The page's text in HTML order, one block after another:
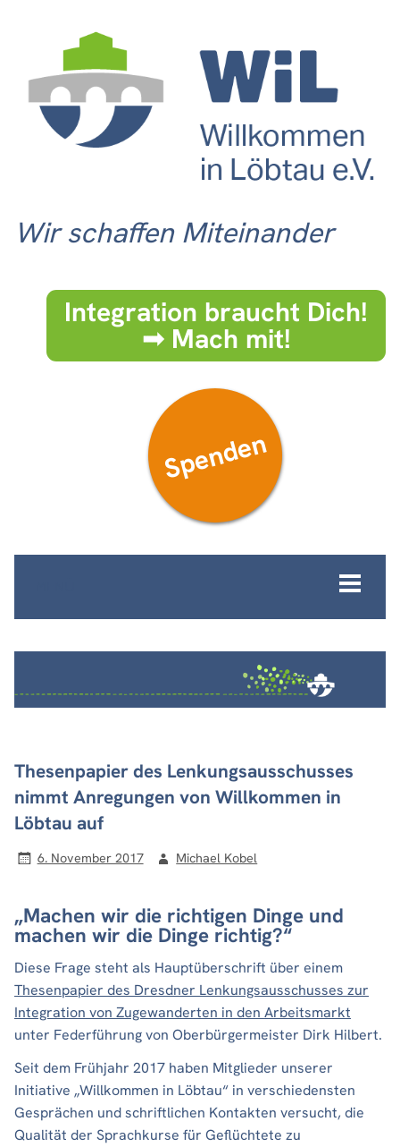
Wir schaffen Miteinander
Integration braucht Dich!
➟ Mach mit!
Spenden
Thesenpapier des Lenkungsausschusses
nimmt Anregungen von Willkommen in
Löbtau auf
6. November 2017 Michael Kobel
„Machen wir die richtigen Dinge und
machen wir die Dinge richtig?“
Diese Frage steht als Hauptüberschrift über einem
Thesenpapier des Dresdner Lenkungsausschusses zur
Integration von Zugewanderten in den Arbeitsmarkt
unter Federführung von Oberbürgermeister Dirk Hilbert.
Seit dem Frühjahr 2017 haben Mitglieder unserer
Initiative „Willkommen in Löbtau“ in verschiedensten
Gesprächen und schriftlichen Kontakten versucht, die
Qualität der Sprachkurse für Geflüchtete zu